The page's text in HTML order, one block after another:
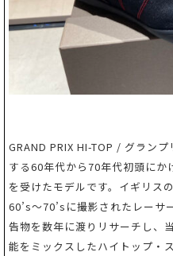
GRAND PRIX HI-TOP / グラン
する60年代から70年代初頭に
を受けたモデルです。イギリス
60’s～70’sに撮影されたレーサ
告物を数年に渡りリサーチし、
能をミックスしたハイトップ・